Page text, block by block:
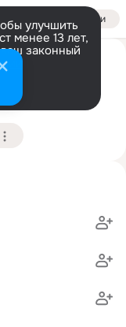
Войти
улучшить
менее 13 лет,
законный